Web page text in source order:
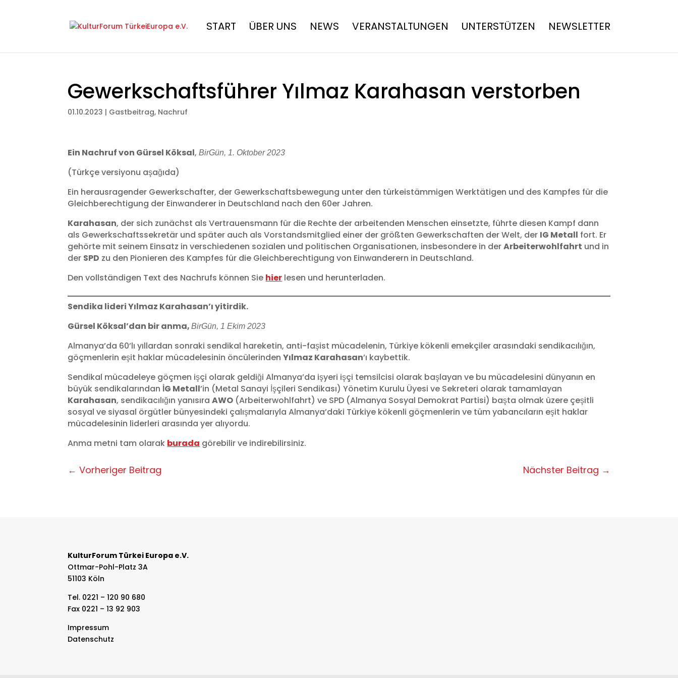
START ÜBER UNS NEWS VERANSTALTUNGEN UNTERSTÜTZEN NEWSLETTER
Gewerkschaftsführer Yılmaz Karahasan verstorben
01.10.2023 | Gastbeitrag, Nachruf
Ein Nachruf von Gürsel Köksal,BirGün, 1. Oktober 2023
(Türkçe versiyonu aşağıda)
Ein herausragender Gewerkschafter, der Gewerkschaftsbewegung unter den türkeistämmigen Werktätigen und des Kampfes für die
Gleichberechtigung der Einwanderer in Deutschland nach den 60er Jahren.
Karahasan, der sich zunächst als Vertrauensmann für die Rechte der arbeitenden Menschen einsetzte, führte diesen Kampf dann
als Gewerkschaftssekretär und später auch als Vorstandsmitglied einer der größten Gewerkschaften der Welt, der IG Metall fort. Er
gehörte mit seinem Einsatz in verschiedenen sozialen und politischen Organisationen, insbesondere in derArbeiterwohlfahrt und in
der SPD zu den Pionieren des Kampfes für die Gleichberechtigung von Einwanderern in Deutschland.
Den vollständigen Text des Nachrufs können Sie hier lesen und herunterladen.
Sendika lideri Yılmaz Karahasan’ı yitirdik.
Gürsel Köksal’dan bir anma,BirGün, 1 Ekim 2023
Almanya’da 60’lı yıllardan sonraki sendikal hareketin, anti-faşist mücadelenin, Türkiye kökenli emekçiler arasındaki sendikacılığın,
göçmenlerin eşit haklar mücadelesinin öncülerindenYılmaz Karahasan’ı kaybettik.
Sendikal mücadeleye göçmen işçi olarak geldiği Almanya’da işyeri işçi temsilcisi olarak başlayan ve bu mücadelesini dünyanın en
büyük sendikalarından İG Metall’in (Metal Sanayi İşçileri Sendikası) Yönetim Kurulu Üyesi ve Sekreteri olarak tamamlayan
Karahasan, sendikacılığın yanısıraAWO (Arbeiterwohlfahrt) ve SPD (Almanya Sosyal Demokrat Partisi) başta olmak üzere çeşitli
sosyal ve siyasal örgütler bünyesindeki çalışmalarıyla Almanya’daki Türkiye kökenli göçmenlerin ve tüm yabancıların eşit haklar
mücadelesinin liderleri arasında yer alıyordu.
Anma metni tam olarak burada görebilir ve indirebilirsiniz.
←Vorheriger Beitrag Nächster Beitrag →
KulturForum Türkei Europa e.V.
Ottmar-Pohl-Platz 3A
51103 Köln
Tel. 0221 – 120 90 680
Fax 0221 – 13 92 903
Impressum
Datenschutz